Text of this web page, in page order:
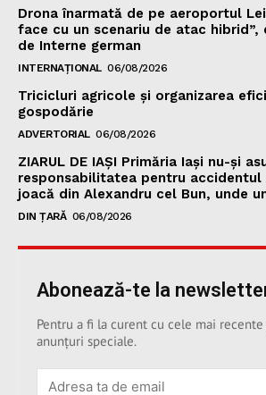
Drona înarmată de pe aeroportul
face cu un scenariu de atac
de Interne german
INTERNAȚIONAL 06/08/2026
Tricicluri agricole și organizarea
gospodărie
ADVERTORIAL 06/08/2026
ZIARUL DE IAȘI Primăria Iași nu-și
responsabilitatea pentru
joacă din Alexandru cel Bun, unde
DIN ȚARĂ 06/08/2026
Abonează-te la
Pentru a fi la curent cu cele mai
anunțuri speciale.